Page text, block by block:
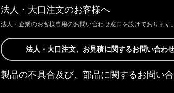
法人・大口注文のお客様へ
法人・企業のお客様専用のお問い合わせ窓口を設けております。
法人・大口注文、お見積に関するお問い合わ
製品の不具合及び、部品に関するお問い